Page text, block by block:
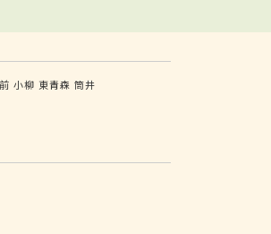
小柳 東青森 筒井